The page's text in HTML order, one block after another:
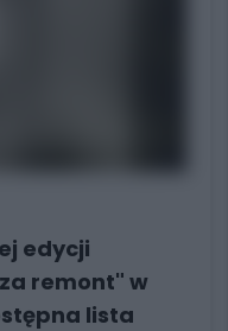
edycji
remont" w
lista